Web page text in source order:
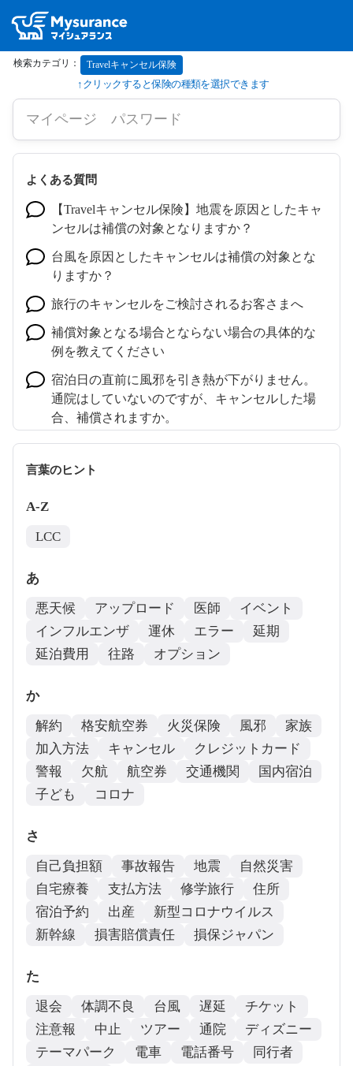
Travelキャンセル保険
よくある質問
【Travelキャンセル保険】地震を原因としたキャ
ンセルは補償の対象となりますか？
台風を原因としたキャンセルは補償の対象とな
りますか？
旅行のキャンセルをご検討されるお客さまへ
補償対象となる場合とならない場合の具体的な
例を教えてください
宿泊日の直前に風邪を引き熱が下がりません。
通院はしていないのですが、キャンセルした場
合、補償されますか。
旅行予約を変更、修正、解約（キャンセル）し
た場合、保険はどうしたらよいですか？
加入できる期間を教えてください。
言葉のヒント
A-Z
LCC
あ
悪天候
アップロード 医師
イベント
インフルエンザ
運休 エラー
延期
延泊費用
往路 オプション
か
解約
格安航空券 火災保険 風邪
家族
加入方法
キャンセル
クレジットカード
警報
欠航 航空券 交通機関
国内宿泊
子ども
コロナ
さ
自己負担額
事故報告 地震
自然災害
自宅療養
支払方法 修学旅行
住所
宿泊予約
出産
新型コロナウイルス
新幹線
損害賠償責任 損保ジャパン
た
退会
体調不良 台風 遅延
チケット
注意報
中止 ツアー 通院
ディズニー
テーマパーク
電車 電話番号
同行者